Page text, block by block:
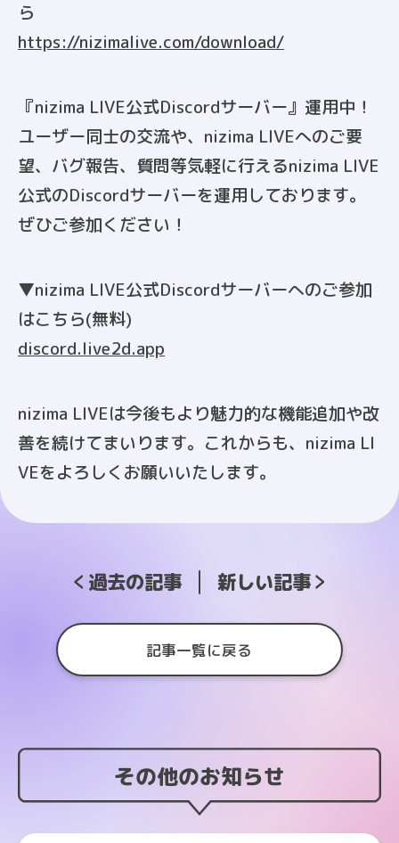
ら
https://nizimalive.com/download/
『nizima LIVE公式Discordサーバー』運用中！
ユーザー同士の交流や、nizima LIVEへのご要
望、バグ報告、質問等気軽に行えるnizima LIVE
公式のDiscordサーバーを運用しております。
ぜひご参加ください！
▼nizima LIVE公式Discordサーバーへのご参加
はこちら(無料)
discord.live2d.app
nizima LIVEは今後もより魅力的な機能追加や改
善を続けてまいります。これからも、nizima LI
VEをよろしくお願いいたします。
過去の記事 新しい記事
記事一覧に戻る
その他のお知らせ